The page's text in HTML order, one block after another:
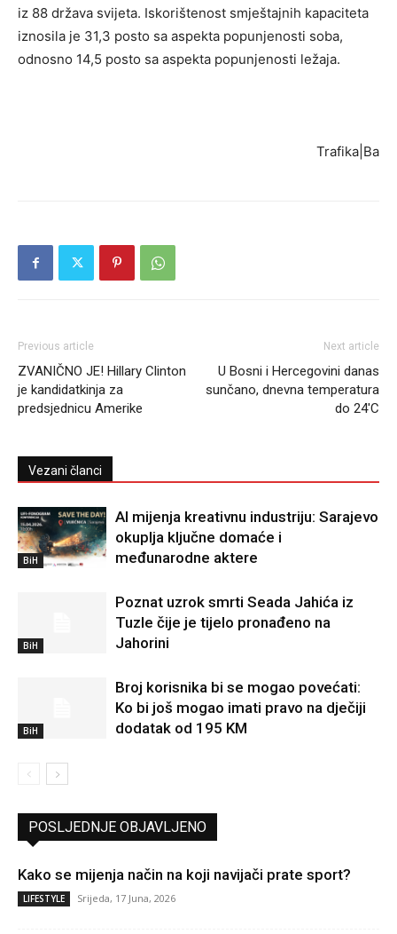
iz 88 država svijeta. Iskorištenost smještajnih kapaciteta
iznosila je 31,3 posto sa aspekta popunjenosti soba,
odnosno 14,5 posto sa aspekta popunjenosti ležaja.
Trafika|Ba
Previous article
ZVANIČNO JE! Hillary Clinton
je kandidatkinja za
predsjednicu Amerike
Next article
U Bosni i Hercegovini danas
sunčano, dnevna temperatura
do 24'C
Vezani članci
BiH
AI mijenja kreativnu industriju: Sarajevo
okuplja ključne domaće i
međunarodne aktere
BiH
Poznat uzrok smrti Seada Jahića iz
Tuzle čije je tijelo pronađeno na
Jahorini
BiH
Broj korisnika bi se mogao povećati:
Ko bi još mogao imati pravo na dječiji
dodatak od 195 KM
POSLJEDNJE OBJAVLJENO
Kako se mijenja način na koji navijači prate sport?
LIFESTYLE Srijeda, 17 Juna, 2026